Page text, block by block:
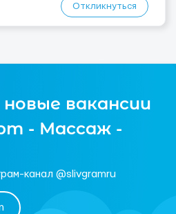
Откликнуться
вакансии
- Массаж -
канал @slivgramru